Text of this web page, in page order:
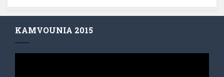
KAMVOUNIA 2015